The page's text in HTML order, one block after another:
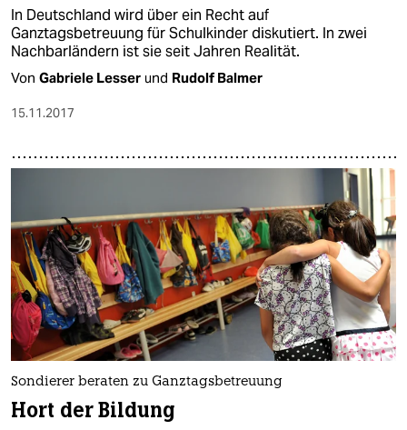
In Deutschland wird über ein Recht auf
Ganztagsbetreuung für Schulkinder diskutiert. In zwei
Nachbarländern ist sie seit Jahren Realität.
Von Gabriele Lesser und Rudolf Balmer
15.11.2017
Sondierer beraten zu Ganztagsbetreuung
Hort der Bildung